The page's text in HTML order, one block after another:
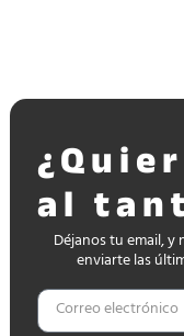
al
Déjanos tu email,
enviarte las